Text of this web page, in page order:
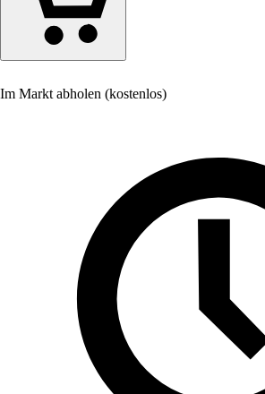
Im Markt abholen (kostenlos)